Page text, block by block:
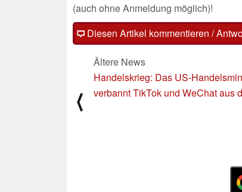
(auch ohne Anmeldung möglich)!
Diesen Artikel kommentieren /
⟨
Ältere News
Handelskrieg: Das US-
verbannt TikTok und WeChat aus